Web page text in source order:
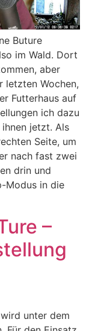
Buture
im Wald. Dort
aber
letzten Wochen,
Futterhaus auf
ich dazu
jetzt. Als
Seite, um
nach fast zwei
drin und
Modus in die
–
unter dem